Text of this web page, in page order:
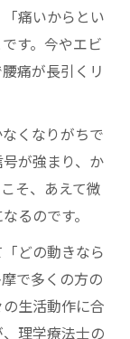
痛いからとい
す。今やエビ
痛が長引くリ
くなりがちで
が強まり、か
そ、あえて微
るのです。
どの動きなら
で多くの方の
生活動作に合
理学療法士の